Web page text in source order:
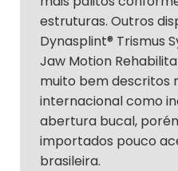
estruturas. Outros
Dynasplint® Trismus
Jaw Motion
muito bem descritos
internacional como
abertura bucal,
importados pouco
brasileira.